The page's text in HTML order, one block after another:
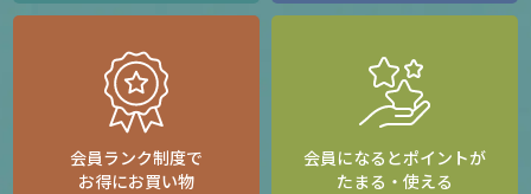
会員ランク制度で
お得にお買い物
会員になるとポイントが
たまる・使える